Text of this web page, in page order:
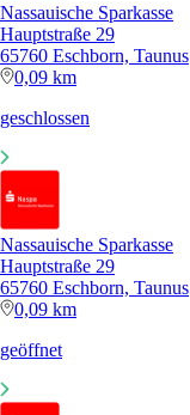
Nassauische Sparkasse
Hauptstraße 29
65760 Eschborn, Taunus
0,09 km
geschlossen
Nassauische Sparkasse
Hauptstraße 29
65760 Eschborn, Taunus
0,09 km
geöffnet